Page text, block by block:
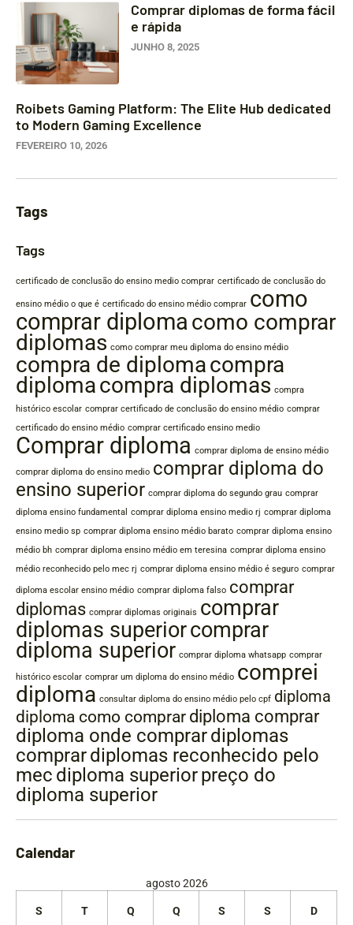
Comprar diplomas de forma fácil
e rápida
JUNHO 8, 2025
Roibets Gaming Platform: The Elite Hub dedicated
to Modern Gaming Excellence
FEVEREIRO 10, 2026
Tags
Tags
certificado de conclusão do ensino medio comprar certificado de conclusão do
ensino médio o que é certificado do ensino médio comprar como
comprar diplomacomo comprar
diplomas como comprar meu diploma do ensino médio
compra de diplomacompra
diplomacompra diplomas compra
histórico escolar comprar certificado de conclusão do ensino médio comprar
certificado do ensino médio comprar certificado ensino medio
Comprar diploma comprar diploma de ensino médio
comprar diploma do ensino medio comprar diploma do
ensino superior comprar diploma do segundo grau comprar
diploma ensino fundamental comprar diploma ensino medio rj comprar diploma
ensino medio sp comprar diploma ensino médio barato comprar diploma ensino
médio bh comprar diploma ensino médio em teresina comprar diploma ensino
médio reconhecido pelo mec rj comprar diploma ensino médio é seguro comprar
diploma escolar ensino médio comprar diploma falso comprar
diplomas comprar diplomas originais comprar
diplomas superiorcomprar
diploma superior comprar diploma whatsapp comprar
histórico escolar comprar um diploma do ensino médio comprei
diploma consultar diploma do ensino médio pelo cpf diploma
diploma como comprar diploma comprar
diploma onde comprardiplomas
comprardiplomas reconhecido pelo
mec diploma superiorpreço do
diploma superior
Calendar
agosto 2026
S T Q Q S S D